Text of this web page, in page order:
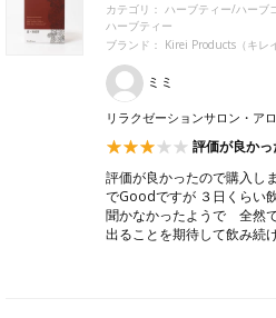
カテゴリ： ハーブティー/ハーブ
ハーブティー
ブランド： Kirei Products（キレ
ミミ
リラクゼーションサロン・ア
評価が良か
評価が良かったので購
でGoodですが ３日くら
聞かなかったようで 全然
出ることを期待して飲み続